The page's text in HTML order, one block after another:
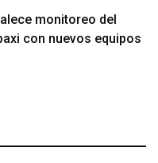
monitoreo del
con nuevos equipos